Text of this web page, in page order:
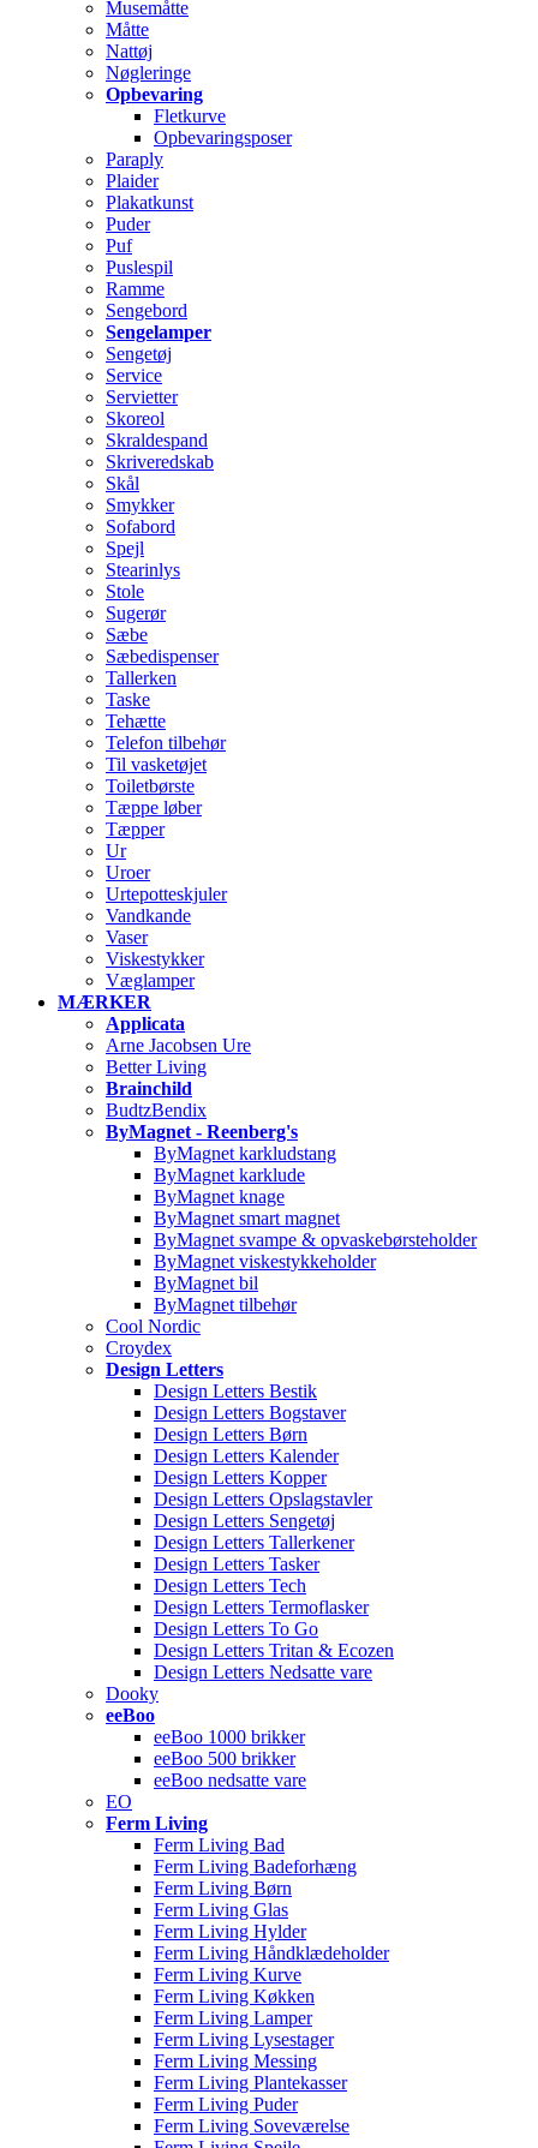
Musemåtte
Måtte
Nattøj
Nøgleringe
Opbevaring
Fletkurve
Opbevaringsposer
Paraply
Plaider
Plakatkunst
Puder
Puf
Puslespil
Ramme
Sengebord
Sengelamper
Sengetøj
Service
Servietter
Skoreol
Skraldespand
Skriveredskab
Skål
Smykker
Sofabord
Spejl
Stearinlys
Stole
Sugerør
Sæbe
Sæbedispenser
Tallerken
Taske
Tehætte
Telefon tilbehør
Til vasketøjet
Toiletbørste
Tæppe løber
Tæpper
Ur
Uroer
Urtepotteskjuler
Vandkande
Vaser
Viskestykker
Væglamper
MÆRKER
Applicata
Arne Jacobsen Ure
Better Living
Brainchild
BudtzBendix
ByMagnet - Reenberg's
ByMagnet karkludstang
ByMagnet karklude
ByMagnet knage
ByMagnet smart magnet
ByMagnet svampe & opvaskebørsteholder
ByMagnet viskestykkeholder
ByMagnet bil
ByMagnet tilbehør
Cool Nordic
Croydex
Design Letters
Design Letters Bestik
Design Letters Bogstaver
Design Letters Børn
Design Letters Kalender
Design Letters Kopper
Design Letters Opslagstavler
Design Letters Sengetøj
Design Letters Tallerkener
Design Letters Tasker
Design Letters Tech
Design Letters Termoflasker
Design Letters To Go
Design Letters Tritan & Ecozen
Design Letters Nedsatte vare
Dooky
eeBoo
eeBoo 1000 brikker
eeBoo 500 brikker
eeBoo nedsatte vare
EO
Ferm Living
Ferm Living Bad
Ferm Living Badeforhæng
Ferm Living Børn
Ferm Living Glas
Ferm Living Hylder
Ferm Living Håndklædeholder
Ferm Living Kurve
Ferm Living Køkken
Ferm Living Lamper
Ferm Living Lysestager
Ferm Living Messing
Ferm Living Plantekasser
Ferm Living Puder
Ferm Living Soveværelse